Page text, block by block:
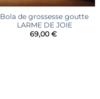
Bola de grossesse goutte
LARME DE JOIE
69,00 €